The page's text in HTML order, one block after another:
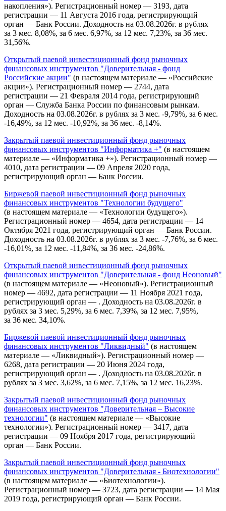
накопления»). Регистрационный номер — 3193, дата
регистрации — 11 Августа 2016 года, регистрирующий
орган — Банк России. Доходность на 03.08.2026г. в рублях
за 3 мес. 8,08%, за 6 мес. 6,97%, за 12 мес. 7,23%, за 36 мес.
31,56%.
Открытый паевой инвестиционный фонд рыночных
финансовых инструментов "Доверительная - фонд
Российские акции" (в настоящем материале — «Российские
акции»). Регистрационный номер — 2744, дата
регистрации — 21 Февраля 2014 года, регистрирующий
орган — Служба Банка России по финансовым рынкам.
Доходность на 03.08.2026г. в рублях за 3 мес. -9,79%, за 6 мес.
-16,49%, за 12 мес. -10,92%, за 36 мес. -8,14%.
Закрытый паевой инвестиционный фонд рыночных
финансовых инструментов "Информатика +" (в настоящем
материале — «Информатика +»). Регистрационный номер —
4010, дата регистрации — 09 Апреля 2020 года,
регистрирующий орган — Банк России.
Биржевой паевой инвестиционный фонд рыночных
финансовых инструментов "Технологии будущего"
(в настоящем материале — «Технологии будущего»).
Регистрационный номер — 4654, дата регистрации — 14
Октября 2021 года, регистрирующий орган — Банк России.
Доходность на 03.08.2026г. в рублях за 3 мес. -7,76%, за 6 мес.
-16,01%, за 12 мес. -11,84%, за 36 мес. -24,86%.
Открытый паевой инвестиционный фонд рыночных
финансовых инструментов "Доверительная - фонд Неоновый"
(в настоящем материале — «Неоновый»). Регистрационный
номер — 4692, дата регистрации — 11 Ноября 2021 года,
регистрирующий орган — . Доходность на 03.08.2026г. в
рублях за 3 мес. 5,29%, за 6 мес. 7,39%, за 12 мес. 7,95%,
за 36 мес. 34,10%.
Биржевой паевой инвестиционный фонд рыночных
финансовых инструментов "Ликвидный" (в настоящем
материале — «Ликвидный»). Регистрационный номер —
6268, дата регистрации — 20 Июня 2024 года,
регистрирующий орган — . Доходность на 03.08.2026г. в
рублях за 3 мес. 3,62%, за 6 мес. 7,15%, за 12 мес. 16,23%.
Закрытый паевой инвестиционный фонд рыночных
финансовых инструментов "Доверительная – Высокие
технологии" (в настоящем материале — «Высокие
технологии»). Регистрационный номер — 3417, дата
регистрации — 09 Ноября 2017 года, регистрирующий
орган — Банк России.
Закрытый паевой инвестиционный фонд рыночных
финансовых инструментов "Доверительная - Биотехнологии"
(в настоящем материале — «Биотехнологии»).
Регистрационный номер — 3723, дата регистрации — 14 Мая
2019 года, регистрирующий орган — Банк России.